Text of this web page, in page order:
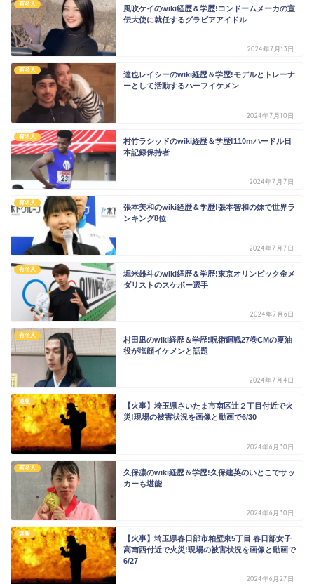
有名人
風吹ケイのwiki経歴＆学歴!コンドームメーカの宣
伝大使に就任するグラビアアイドル
2024年7月13日
有名人
達也レイシーのwiki経歴＆学歴!モデルとトレーナ
ーとして活動するハーフイケメン
2024年7月10日
有名人
村竹ラシッドのwiki経歴＆学歴!110mハードル日
本記録保持者
2024年7月7日
有名人
張本美和のwiki経歴＆学歴!張本智和の妹で世界ラ
ンキング8位
2024年7月7日
有名人
堀米雄斗のwiki経歴＆学歴!東京オリンピック金メ
ダリストのスケボー選手
2024年7月6日
有名人
村田凪のwiki経歴＆学歴!呪術廻戦27巻CMの夏油
役が塩顔イケメンと話題
2024年7月4日
速報
【火事】埼玉県さいたま市南区辻２丁目付近で火
災!現場の被害状況を画像と動画で6/30
2024年6月30日
有名人
久保凛のwiki経歴＆学歴!久保建英のいとこでサッ
カーも堪能
2024年6月30日
速報
【火事】埼玉県春日部市粕壁東5丁目 春日部女子
高南西付近で火災!現場の被害状況を画像と動画で
6/27
2024年6月27日